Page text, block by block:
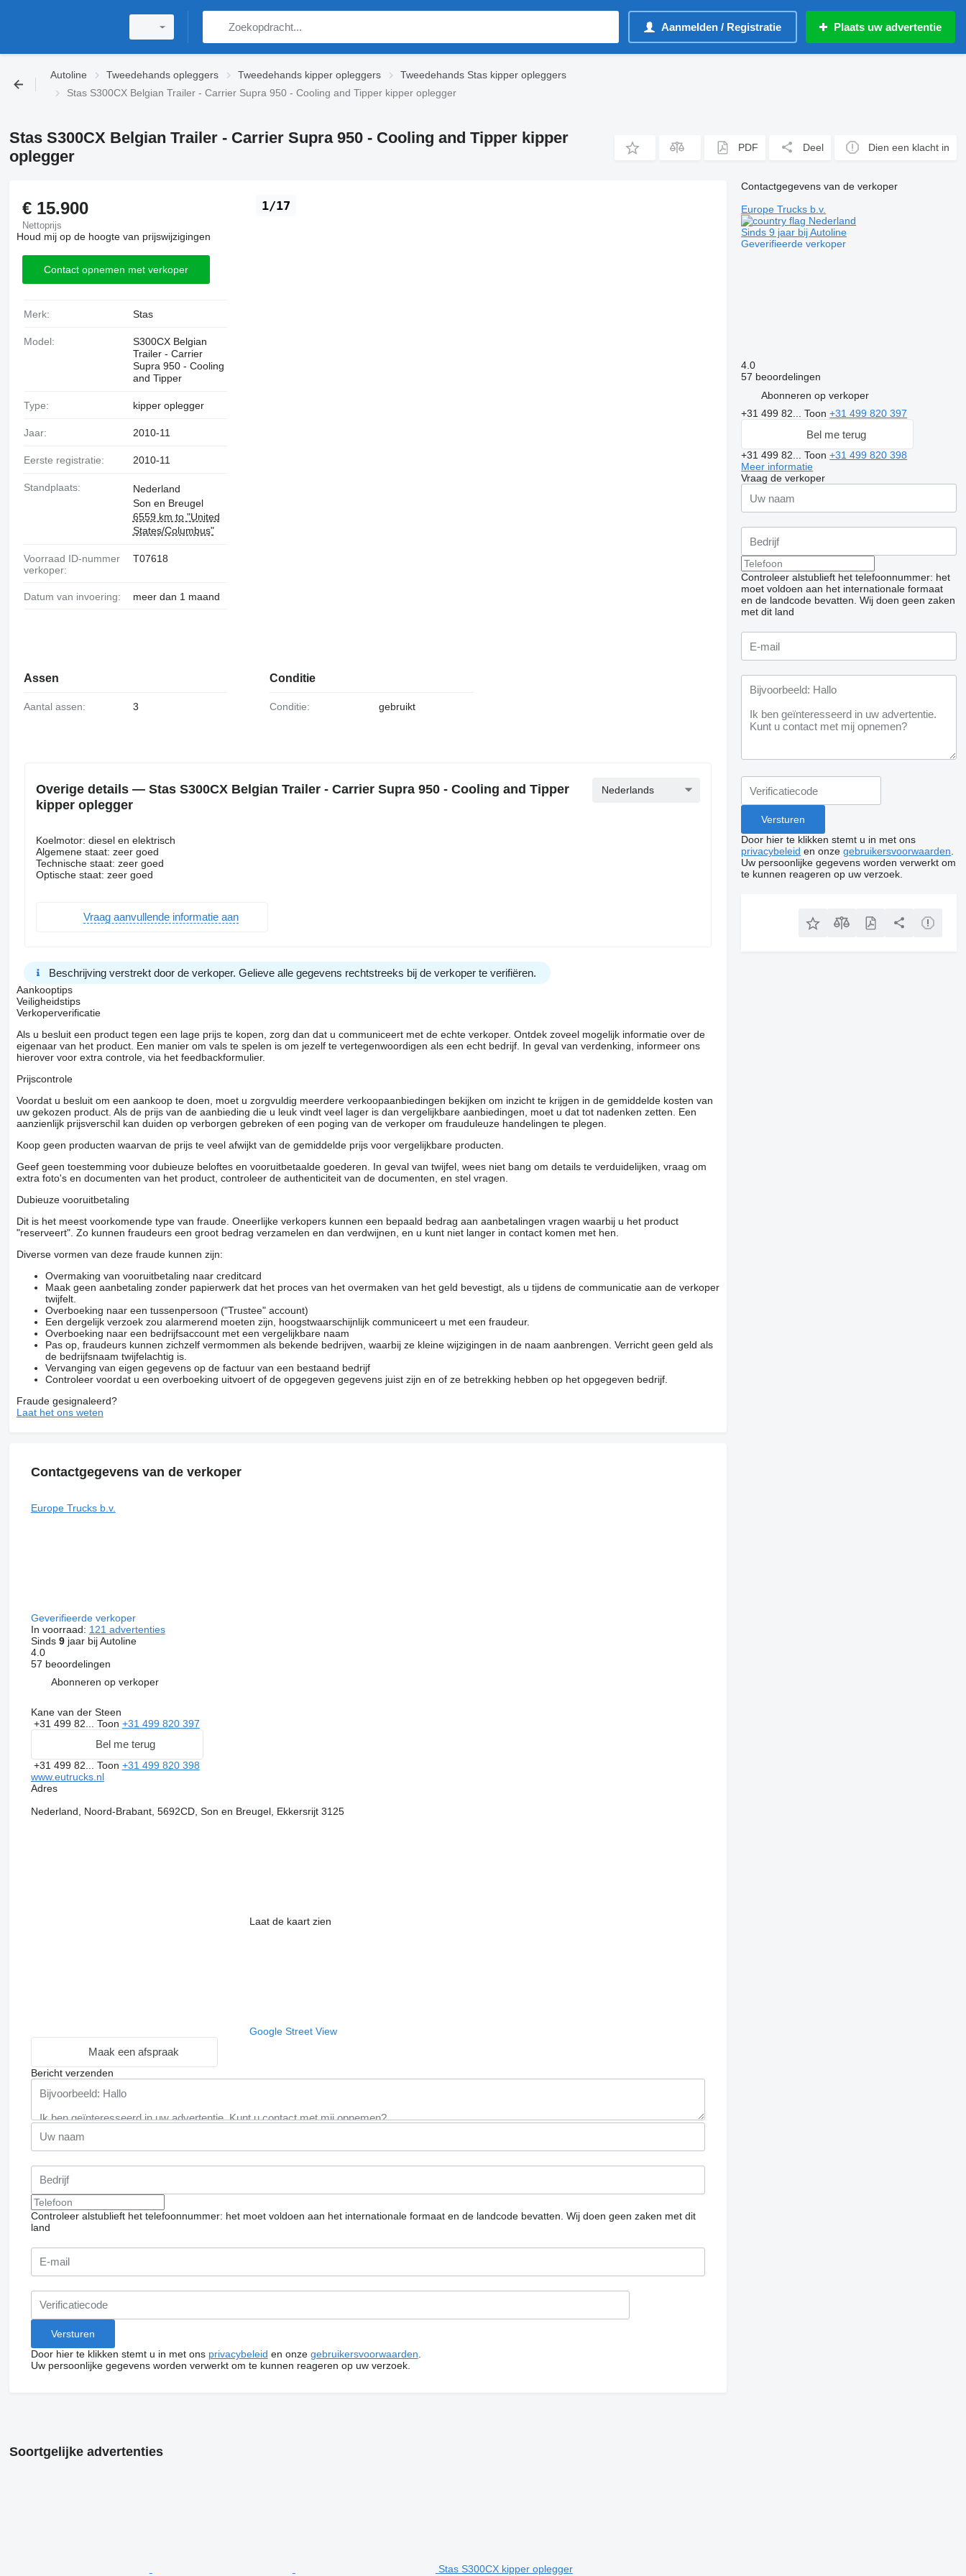
Aanmelden / Registratie Plaats uw advertentie
Autoline Tweedehands opleggers Tweedehands kipper opleggers
Tweedehands Stas kipper opleggers
Stas S300CX Belgian Trailer - Carrier Supra 950 - Cooling and Tipper kipper oplegger
Stas S300CX Belgian Trailer - Carrier Supra 950 - Cooling and Tipper kipper
oplegger
PDF Deel Dien een klacht in
1/17
€ 15.900
Nettoprijs
Houd mij op de hoogte van prijswijzigingen
Contact opnemen met verkoper
Merk: Stas
Model:
S300CX Belgian
Trailer - Carrier
Supra 950 - Cooling
and Tipper
Type: kipper oplegger
Jaar: 2010-11
Eerste registratie: 2010-11
Standplaats:
Nederland
Son en Breugel
6559 km to "United
States/Columbus"
Voorraad ID-nummer
verkoper:
T07618
Datum van invoering: meer dan 1 maand
Assen
Aantal assen: 3
Conditie
Conditie: gebruikt
Overige details — Stas S300CX Belgian Trailer - Carrier Supra 950 - Cooling and Tipper
kipper oplegger
Nederlands
Koelmotor: diesel en elektrisch
Algemene staat: zeer goed
Technische staat: zeer goed
Optische staat: zeer goed
Vraag aanvullende informatie aan
Beschrijving verstrekt door de verkoper. Gelieve alle gegevens rechtstreeks bij de verkoper te verifiëren.
Aankooptips
Veiligheidstips
Verkoperverificatie
Als u besluit een product tegen een lage prijs te kopen, zorg dan dat u communiceert met de echte verkoper. Ontdek zoveel mogelijk informatie over de
eigenaar van het product. Een manier om vals te spelen is om jezelf te vertegenwoordigen als een echt bedrijf. In geval van verdenking, informeer ons
hierover voor extra controle, via het feedbackformulier.
Prijscontrole
Voordat u besluit om een ​​aankoop te doen, moet u zorgvuldig meerdere verkoopaanbiedingen bekijken om inzicht te krijgen in de gemiddelde kosten van
uw gekozen product. Als de prijs van de aanbieding die u leuk vindt veel lager is dan vergelijkbare aanbiedingen, moet u dat tot nadenken zetten. Een
aanzienlijk prijsverschil kan duiden op verborgen gebreken of een poging van de verkoper om frauduleuze handelingen te plegen.
Koop geen producten waarvan de prijs te veel afwijkt van de gemiddelde prijs voor vergelijkbare producten.
Geef geen toestemming voor dubieuze beloftes en vooruitbetaalde goederen. In geval van twijfel, wees niet bang om details te verduidelijken, vraag om
extra foto's en documenten van het product, controleer de authenticiteit van de documenten, en stel vragen.
Dubieuze vooruitbetaling
Dit is het meest voorkomende type van fraude. Oneerlijke verkopers kunnen een bepaald bedrag aan aanbetalingen vragen waarbij u het product
"reserveert". Zo kunnen fraudeurs een groot bedrag verzamelen en dan verdwijnen, en u kunt niet langer in contact komen met hen.
Diverse vormen van deze fraude kunnen zijn:
Overmaking van vooruitbetaling naar creditcard
Maak geen aanbetaling zonder papierwerk dat het proces van het overmaken van het geld bevestigt, als u tijdens de communicatie aan de verkoper
twijfelt.
Overboeking naar een tussenpersoon ("Trustee" account)
Een dergelijk verzoek zou alarmerend moeten zijn, hoogstwaarschijnlijk communiceert u met een fraudeur.
Overboeking naar een bedrijfsaccount met een vergelijkbare naam
Pas op, fraudeurs kunnen zichzelf vermommen als bekende bedrijven, waarbij ze kleine wijzigingen in de naam aanbrengen. Verricht geen geld als
de bedrijfsnaam twijfelachtig is.
Vervanging van eigen gegevens op de factuur van een bestaand bedrijf
Controleer voordat u een overboeking uitvoert of de opgegeven gegevens juist zijn en of ze betrekking hebben op het opgegeven bedrijf.
Fraude gesignaleerd?
Laat het ons weten
Contactgegevens van de verkoper
Europe Trucks b.v.
Geverifieerde verkoper
In voorraad: 121 advertenties
Sinds 9jaar bij Autoline
4.0
57 beoordelingen
Abonneren op verkoper
Kane van der Steen
+31 499 82... Toon +31 499 820 397
Bel me terug
+31 499 82... Toon +31 499 820 398
www.eutrucks.nl
Adres
Nederland, Noord-Brabant, 5692CD, Son en Breugel, Ekkersrijt 3125
Laat de kaart zien
Google Street View
Maak een afspraak
Bericht verzenden
Controleer alstublieft het telefoonnummer: het moet voldoen aan het internationale formaat en de landcode bevatten. Wij doen geen zaken met dit
land
Door hier te klikken stemt u in met ons privacybeleid en onze gebruikersvoorwaarden
Uw persoonlijke gegevens worden verwerkt om te kunnen reageren op uw verzoek.
Contactgegevens van de verkoper
Europe Trucks b.v.
Nederland
Sinds 9 jaar bij Autoline
Geverifieerde verkoper
4.0
57 beoordelingen
Abonneren op verkoper
+31 499 82...Toon+31 499 820 397
Bel me terug
+31 499 82...Toon+31 499 820 398
Meer informatie
Vraag de verkoper
Controleer alstublieft het telefoonnummer: het
moet voldoen aan het internationale formaat
en de landcode bevatten. Wij doen geen zaken
met dit land
Door hier te klikken stemt u in met ons
privacybeleid en onzegebruikersvoorwaarden
Uw persoonlijke gegevens worden verwerkt om
te kunnen reageren op uw verzoek.
Soortgelijke advertenties
Stas S300CX kipper oplegger